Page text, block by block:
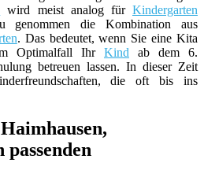
wird meist analog fürKindergarten
genommen die Kombination aus
. Das bedeutet, wenn Sie eine Kita
Optimalfall Ihr Kind ab dem 6.
betreuen lassen. In dieser Zeit
die oft bis ins